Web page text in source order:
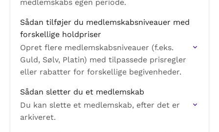
medlemskabs egen periode.
Sådan tilføjer du medlemskabsniveauer med
forskellige holdpriser
Opret flere medlemskabsniveauer (f.eks.
Guld, Sølv, Platin) med tilpassede prisregler
eller rabatter for forskellige begivenheder.
Sådan sletter du et medlemskab
Du kan slette et medlemskab, efter det er
arkiveret.